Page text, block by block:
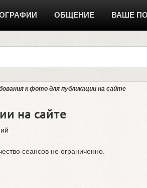
ОБЩЕНИЕ ВАШЕ
к фото для публикации на сайте
на сайте
сеансов не ограниченно.